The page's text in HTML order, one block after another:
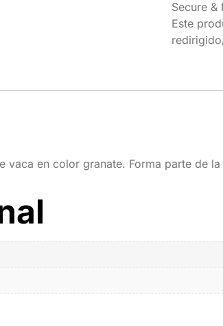
Secure &
Este
en color granate. Forma parte de